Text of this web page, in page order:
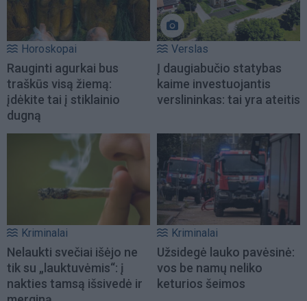
Horoskopai
Rauginti agurkai bus
traškūs visą žiemą:
įdėkite tai į stiklainio
dugną
Verslas
Į daugiabučio statybas
kaime investuojantis
verslininkas: tai yra ateitis
Kriminalai
Nelaukti svečiai išėjo ne
tik su „lauktuvėmis“: į
nakties tamsą išsivedė ir
Kriminalai
Užsidegė lauko pavėsinė:
vos be namų neliko
keturios šeimos